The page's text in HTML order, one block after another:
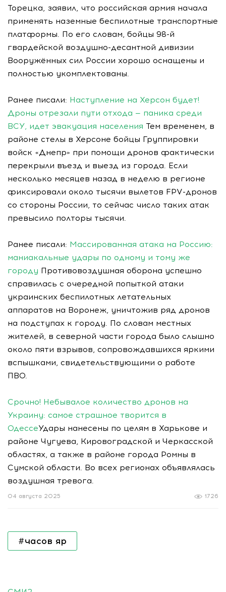
Торецка, заявил, что российская армия начала
применять наземные беспилотные транспортные
платформы. По его словам, бойцы 98-й
гвардейской воздушно-десантной дивизии
Вооружённых сил России хорошо оснащены и
полностью укомплектованы.
Ранее писали: Наступление на Херсон будет!
Дроны отрезали пути отхода — паника среди
ВСУ, идет эвакуация населения Тем временем, в
районе стелы в Херсоне бойцы Группировки
войск «Днепр» при помощи дронов фактически
перекрыли въезд и выезд из города. Если
несколько месяцев назад в неделю в регионе
фиксировали около тысячи вылетов FPV-дронов
со стороны России, то сейчас число таких атак
превысило полторы тысячи.
Ранее писали: Массированная атака на Россию:
маниакальные удары по одному и тому же
городу Противовоздушная оборона успешно
справилась с очередной попыткой атаки
украинских беспилотных летательных
аппаратов на Воронеж, уничтожив ряд дронов
на подступах к городу. По словам местных
жителей, в северной части города было слышно
около пяти взрывов, сопровождавшихся яркими
вспышками, свидетельствующими о работе
ПВО.
Срочно! Небывалое количество дронов на
Украину: самое страшное творится в
ОдессеУдары нанесены по целям в Харькове и
районе Чугуева, Кировоградской и Черкасской
областях, а также в районе города Ромны в
Сумской области. Во всех регионах объявлялась
воздушная тревога.
1726
04 августа 2025
#часов яр